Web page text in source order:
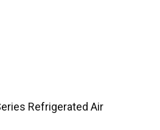
Refrigerated Air